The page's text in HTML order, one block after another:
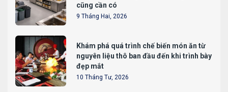
cũng cần có
9 Tháng Hai, 2026
Khám phá quá trình chế biến món ăn từ
nguyên liệu thô ban đầu đến khi trình bày
đẹp mắt
10 Tháng Tư, 2026